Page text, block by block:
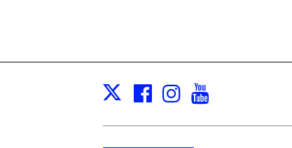
X Facebook
Instagram